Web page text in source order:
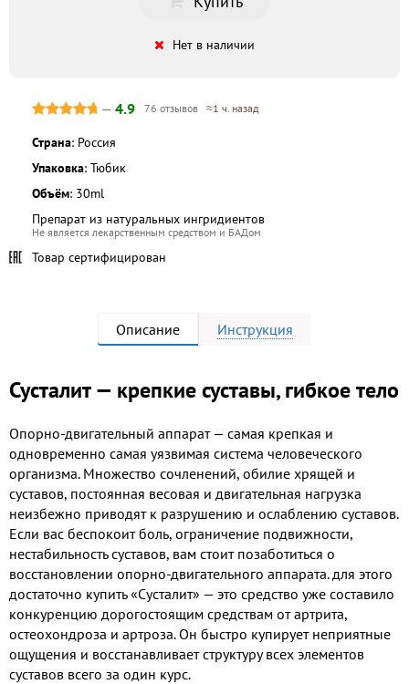
Нет в наличии
— 4.9 76 отзывов ≈1 ч. назад
Страна: Россия
Упаковка: Тюбик
Объём: 30ml
Препарат из натуральных ингридиентов
Не является лекарственным средством и БАДом
Товар сертифицирован
Описание Инструкция
Сусталит — крепкие суставы, гибкое тело
Опорно-двигательный аппарат — самая крепкая и
одновременно самая уязвимая система человеческого
организма. Множество сочленений, обилие хрящей и
суставов, постоянная весовая и двигательная нагрузка
неизбежно приводят к разрушению и ослаблению суставов.
Если вас беспокоит боль, ограничение подвижности,
нестабильность суставов, вам стоит позаботиться о
восстановлении опорно-двигательного аппарата. для этого
достаточно купить «Сусталит» — это средство уже составило
конкуренцию дорогостоящим средствам от артрита,
остеохондроза и артроза. Он быстро купирует неприятные
ощущения и восстанавливает структуру всех элементов
суставов всего за один курс.